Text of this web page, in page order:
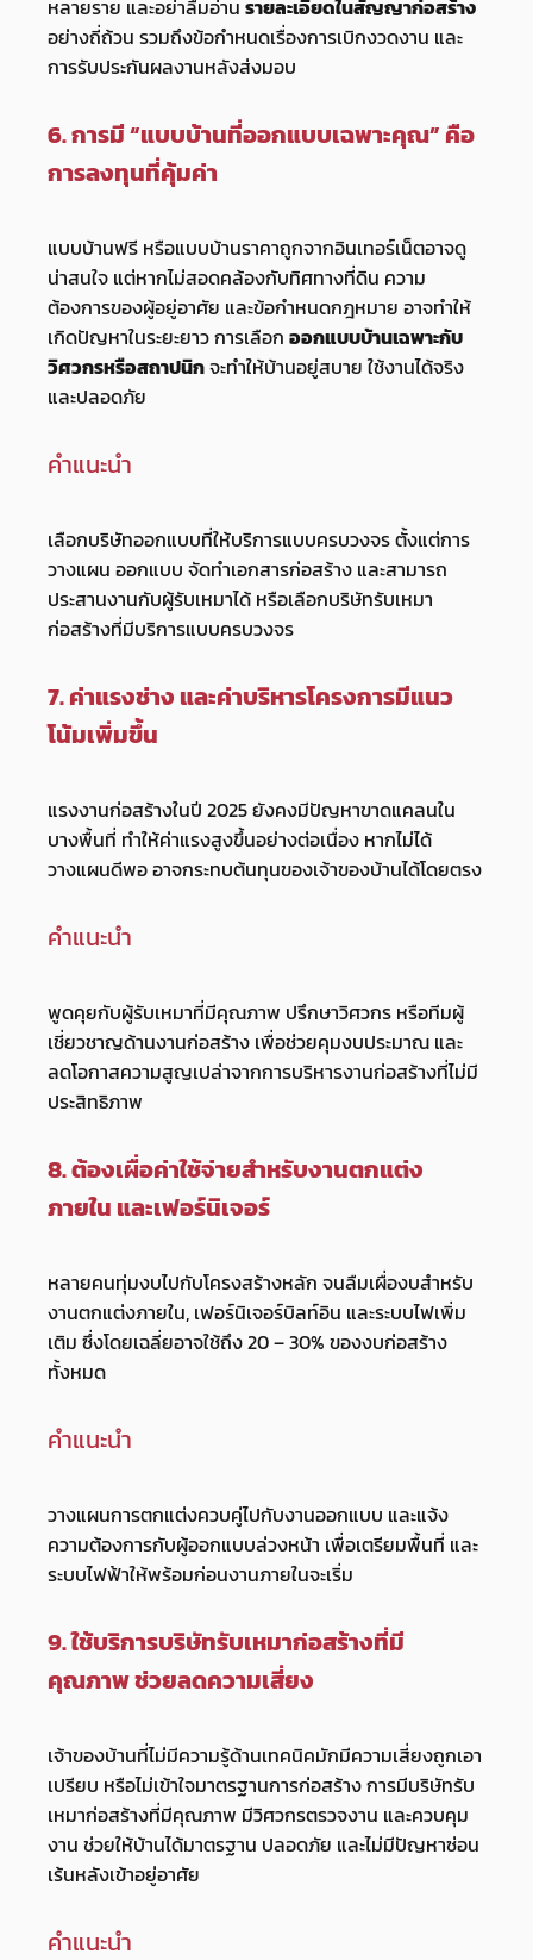
หลายราย และอย่าลืมอ่าน รายละเอียดในสัญญาก่อสร้าง
อย่างถี่ถ้วน รวมถึงข้อกำหนดเรื่องการเบิกงวดงาน และ
การรับประกันผลงานหลังส่งมอบ
6. การมี “แบบบ้านที่ออกแบบเฉพาะคุณ” คือ
การลงทุนที่คุ้มค่า
แบบบ้านฟรี หรือแบบบ้านราคาถูกจากอินเทอร์เน็ตอาจดู
น่าสนใจ แต่หากไม่สอดคล้องกับทิศทางที่ดิน ความ
ต้องการของผู้อยู่อาศัย และข้อกำหนดกฎหมาย อาจทำให้
เกิดปัญหาในระยะยาว การเลือก ออกแบบบ้านเฉพาะกับ
วิศวกรหรือสถาปนิกจะทำให้บ้านอยู่สบาย ใช้งานได้จริง
และปลอดภัย
คำแนะนำ
เลือกบริษัทออกแบบที่ให้บริการแบบครบวงจร ตั้งแต่การ
วางแผน ออกแบบ จัดทำเอกสารก่อสร้าง และสามารถ
ประสานงานกับผู้รับเหมาได้ หรือเลือกบริษัทรับเหมา
ก่อสร้างที่มีบริการแบบครบวงจร
7. ค่าแรงช่าง และค่าบริหารโครงการมีแนว
โน้มเพิ่มขึ้น
แรงงานก่อสร้างในปี 2025 ยังคงมีปัญหาขาดแคลนใน
บางพื้นที่ ทำให้ค่าแรงสูงขึ้นอย่างต่อเนื่อง หากไม่ได้
วางแผนดีพอ อาจกระทบต้นทุนของเจ้าของบ้านได้โดยตรง
คำแนะนำ
พูดคุยกับผู้รับเหมาที่มีคุณภาพ ปรึกษาวิศวกร หรือทีมผู้
เชี่ยวชาญด้านงานก่อสร้าง เพื่อช่วยคุมงบประมาณ และ
ลดโอกาสความสูญเปล่าจากการบริหารงานก่อสร้างที่ไม่มี
ประสิทธิภาพ
8. ต้องเผื่อค่าใช้จ่ายสำหรับงานตกแต่ง
ภายใน และเฟอร์นิเจอร์
หลายคนทุ่มงบไปกับโครงสร้างหลัก จนลืมเผื่องบสำหรับ
งานตกแต่งภายใน, เฟอร์นิเจอร์บิลท์อิน และระบบไฟเพิ่ม
เติม ซึ่งโดยเฉลี่ยอาจใช้ถึง 20 – 30% ของงบก่อสร้าง
ทั้งหมด
คำแนะนำ
วางแผนการตกแต่งควบคู่ไปกับงานออกแบบ และแจ้ง
ความต้องการกับผู้ออกแบบล่วงหน้า เพื่อเตรียมพื้นที่ และ
ระบบไฟฟ้าให้พร้อมก่อนงานภายในจะเริ่ม
9. ใช้บริการบริษัทรับเหมาก่อสร้างที่มี
คุณภาพ ช่วยลดความเสี่ยง
เจ้าของบ้านที่ไม่มีความรู้ด้านเทคนิคมักมีความเสี่ยงถูกเอา
เปรียบ หรือไม่เข้าใจมาตรฐานการก่อสร้าง การมีบริษัทรับ
เหมาก่อสร้างที่มีคุณภาพ มีวิศวกรตรวจงาน และควบคุม
งาน ช่วยให้บ้านได้มาตรฐาน ปลอดภัย และไม่มีปัญหาซ่อน
เร้นหลังเข้าอยู่อาศัย
คำแนะนำ